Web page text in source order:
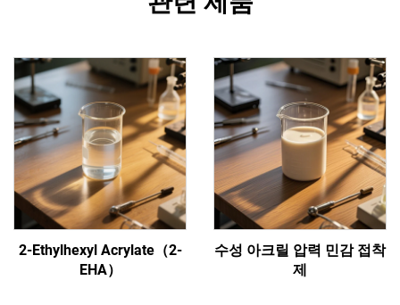
2-Ethylhexyl Acrylate（2-
EHA）
수성 아크릴 압력 민감 접착
제